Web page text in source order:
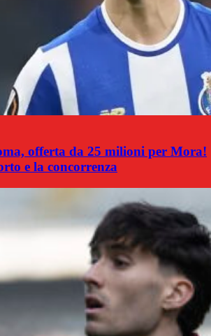
offerta da 25 milioni per Mora!
e la concorrenza